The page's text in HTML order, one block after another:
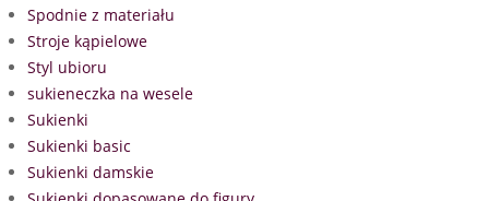
Spodnie z materiału
Stroje kąpielowe
Styl ubioru
sukieneczka na wesele
Sukienki
Sukienki basic
Sukienki damskie